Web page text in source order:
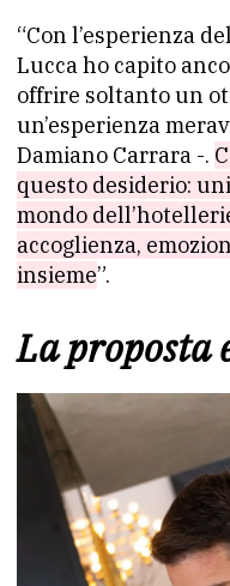
“Con l’esperienza
Lucca ho capito
offrire soltanto un
un’esperienza
Damiano Carrara -.
questo desiderio:
mondo
accoglienza,
insieme”.
La proposta